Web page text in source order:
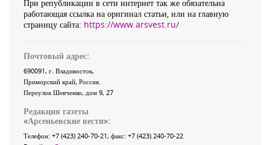
При републикации в сети интернет так же обязательна
работающая ссылка на оригинал статьи, или на главную
страницу сайта: https://www.arsvest.ru/
Почтовый адрес:
690091, г. Владивосток,
Приморский край, Россия
Переулок Шевченко, дом 9, 27
Редакция газеты
«Арсеньевские вести»:
Телефон: +7 (423) 240-70-21, факс: +7 (423) 240-70-22